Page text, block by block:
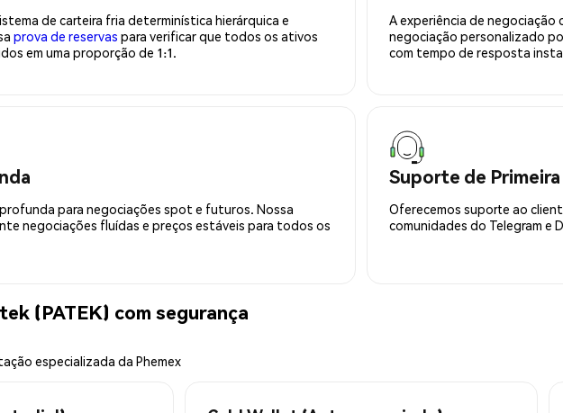
de carteira fria determinística hierárquica e
prova de reservas para verificar que todos os ativos
em uma proporção de 1:1.
A experiência de negociação
negociação personalizado
com tempo de resposta
para negociações spot e futuros. Nossa
negociações fluídas e preços estáveis para todos os
Suporte de Primeira
Oferecemos suporte ao
comunidades do Telegram e
(PATEK) com segurança
especializada da Phemex